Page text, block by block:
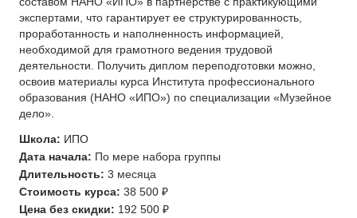
экспертами, что гарантирует ее структурированность,
проработанность и наполненность информацией,
необходимой для грамотного ведения трудовой
деятельности. Получить диплом переподготовки можно,
освоив материалы курса Института профессионального
образования (НАНО «ИПО») по специализации «Музейное
дело».
Школа: ИПО
Дата начала: По мере набора группы
Длительность: 3 месяца
Стоимость курса: 38 500 ₽
Цена без скидки: 192 500 ₽